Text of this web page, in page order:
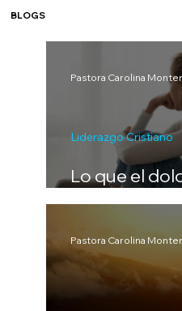
BLOGS
Lo que el
enseñarme
Liderazgo Cristiano
Pastora Carolina
Pastora Carolina